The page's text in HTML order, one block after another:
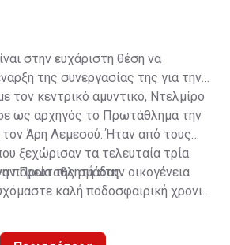
στην ευχάριστη θέση να
της συνεργασίας της για την
τον κεντρικό αμυντικό, Ντελμίρο
ως αρχηγός το Πρωτάθλημα την
τον Άρη Λεμεσού. Ήταν από τους
ξεχώρισαν τα τελευταία τρία
πορεία της ομάδας.
Πρωταθλητή στην οικογένεια
καλή ποδοσφαιρική χρονιά